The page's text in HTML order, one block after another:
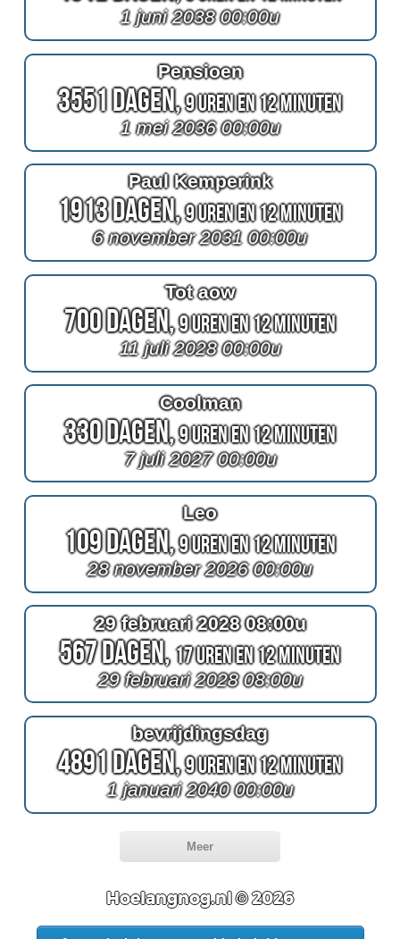
1 juni 2038 00:00u
Pensioen
3551 Dagen,9 Uren en 12 Minuten
1 mei 2036 00:00u
Paul Kemperink
1913 Dagen,9 Uren en 12 Minuten
6 november 2031 00:00u
Tot aow
700 Dagen,9 Uren en 12 Minuten
11 juli 2028 00:00u
Coolman
330 Dagen,9 Uren en 12 Minuten
7 juli 2027 00:00u
Leo
109 Dagen,9 Uren en 12 Minuten
28 november 2026 00:00u
29 februari 2028 08:00u
567 Dagen,17 Uren en 12 Minuten
29 februari 2028 08:00u
bevrijdingsdag
4891 Dagen,9 Uren en 12 Minuten
1 januari 2040 00:00u
Meer
Hoelangnog.nl © 2026